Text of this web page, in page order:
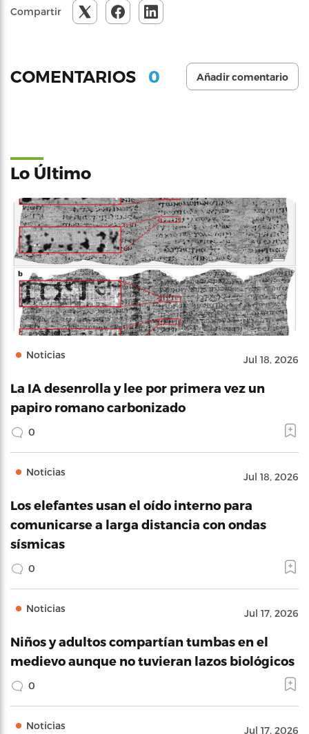
Compartir
COMENTARIOS 0 Añadir comentario
Lo Último
Noticias Jul 18, 2026
La IA desenrolla y lee por primera vez un
papiro romano carbonizado
0
Noticias Jul 18, 2026
Los elefantes usan el oído interno para
comunicarse a larga distancia con ondas
sísmicas
0
Noticias Jul 17, 2026
Niños y adultos compartían tumbas en el
medievo aunque no tuvieran lazos biológicos
0
Noticias Jul 17, 2026